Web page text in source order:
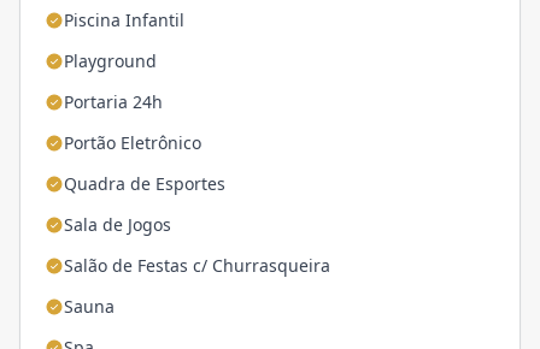
Piscina Infantil
Playground
Portaria 24h
Portão Eletrônico
Quadra de Esportes
Sala de Jogos
Salão de Festas c/ Churrasqueira
Sauna